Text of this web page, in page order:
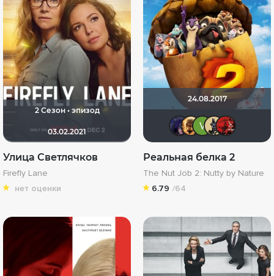
2 Сезон • эпизод
03.02.2021
Улица Светлячков
Firefly Lane
нет оценки
24.08.2017
Реальная белка 2
The Nut Job 2: Nutty by Nature
6.79 /64